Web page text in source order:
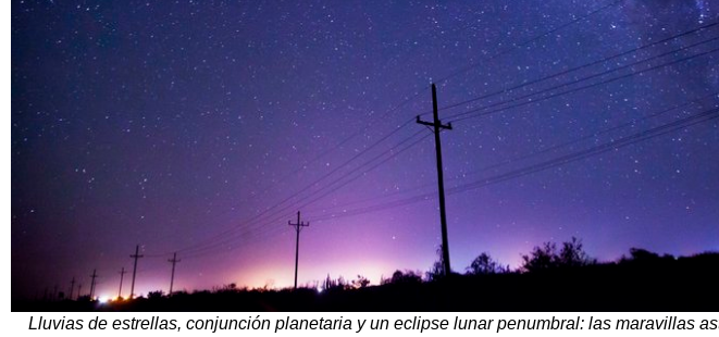
Lluvias de estrellas, conjunción planetaria y un eclipse lunar penumbral: las maravillas